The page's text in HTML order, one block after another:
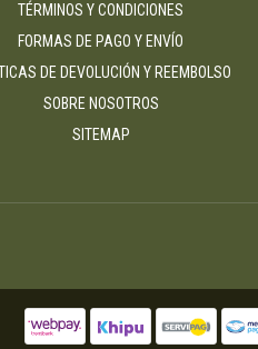
TÉRMINOS Y CONDICIONES
FORMAS DE PAGO Y ENVÍO
DE DEVOLUCIÓN Y REEMBOLSO
SOBRE NOSOTROS
SITEMAP